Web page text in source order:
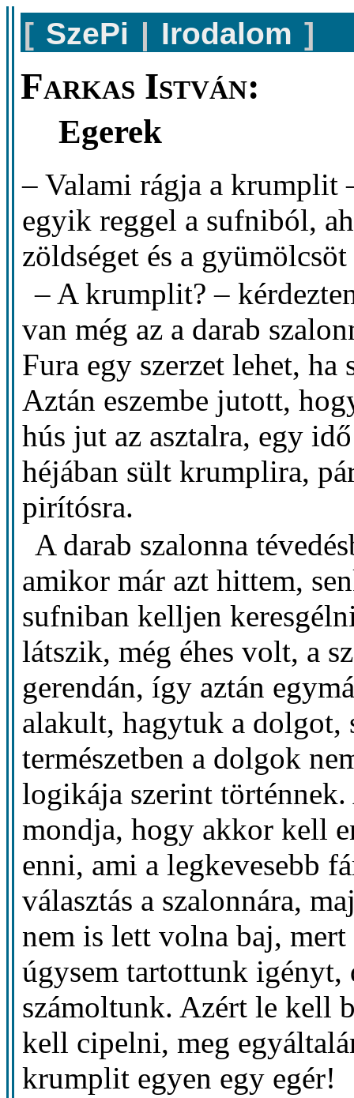
[ SzePi | Irodalom ]
Farkas István:
Egerek
– Valami rágja a krumplit
egyik reggel a sufniból,
zöldséget és a
– A krumplit? –
van még az a darab
Fura egy szerzet lehet,
Aztán eszembe jutott,
hús jut az asztalra, egy
héjában sült krumplira,
pirítósra.
A darab szalonna
amikor már azt hittem,
sufniban kelljen
látszik, még éhes volt, a
gerendán, így aztán
alakult, hagytuk a dolgot,
természetben a dolgok
logikája szerint
mondja, hogy akkor kell
enni, ami a legkevesebb
választás a szalonnára,
nem is lett volna baj,
úgysem tartottunk
számoltunk. Azért le kell
kell cipelni, meg
krumplit egyen egy egér!